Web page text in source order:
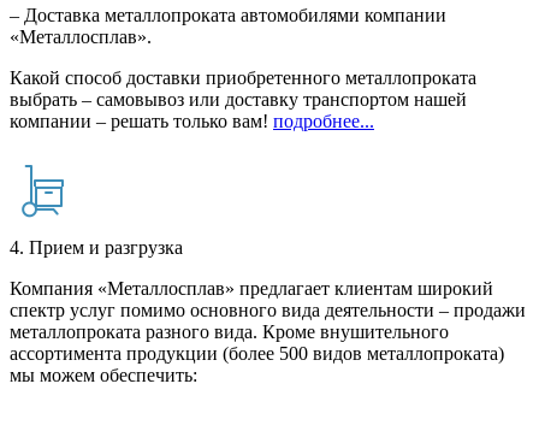
– Доставка металлопроката автомобилями компании
«Металлосплав».
Какой способ доставки приобретенного металлопроката
выбрать – самовывоз или доставку транспортом нашей
компании – решать только вам! подробнее...
4. Прием и разгрузка
Компания «Металлосплав» предлагает клиентам широкий
спектр услуг помимо основного вида деятельности – продажи
металлопроката разного вида. Кроме внушительного
ассортимента продукции (более 500 видов металлопроката)
мы можем обеспечить: